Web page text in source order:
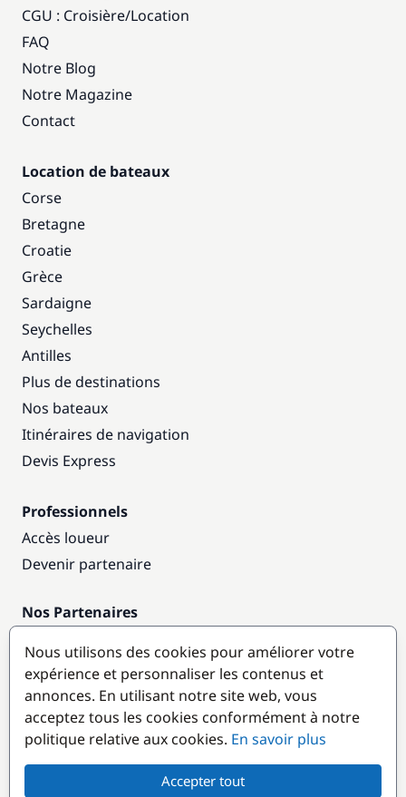
CGU : Croisière/Location
FAQ
Notre Blog
Notre Magazine
Contact
Location de bateaux
Corse
Bretagne
Croatie
Grèce
Sardaigne
Seychelles
Antilles
Plus de destinations
Nos bateaux
Itinéraires de navigation
Devis Express
Professionnels
Accès loueur
Devenir partenaire
Nos Partenaires
Destinations populaires
Nous utilisons des cookies pour améliorer votre
expérience et personnaliser les contenus et
annonces. En utilisant notre site web, vous
acceptez tous les cookies conformément à notre
politique relative aux cookies. En savoir plus
Accepter tout